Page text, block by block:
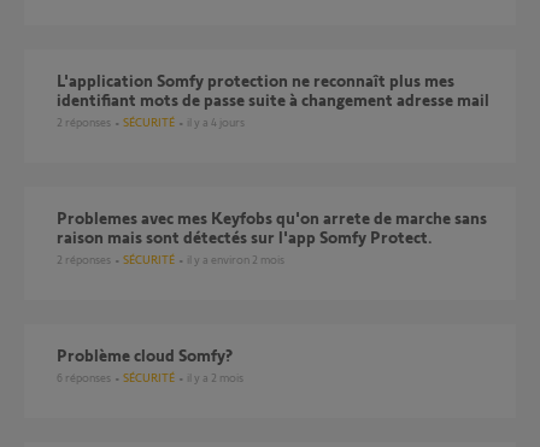
L'application Somfy protection ne reconnaît plus mes
identifiant mots de passe suite à changement adresse mail
2 réponses SÉCURITÉ il y a 4 jours
Problemes avec mes Keyfobs qu'on arrete de marche sans
raison mais sont détectés sur l'app Somfy Protect.
2 réponses SÉCURITÉ il y a environ 2 mois
Problème cloud Somfy?
6 réponses SÉCURITÉ il y a 2 mois